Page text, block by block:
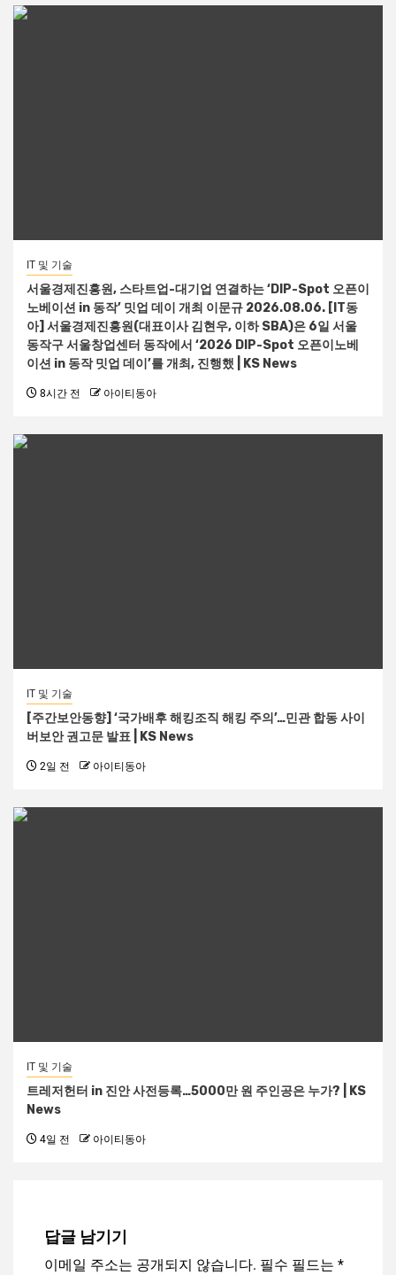
IT 및 기술
서울경제진흥원, 스타트업-대기업 연결하는 ‘DIP-Spot 오픈이
노베이션 in 동작’ 밋업 데이 개최 이문규 2026.08.06. [IT동
아] 서울경제진흥원(대표이사 김현우, 이하 SBA)은 6일 서울
동작구 서울창업센터 동작에서 ‘2026 DIP-Spot 오픈이노베
이션 in 동작 밋업 데이’를 개최, 진행했 | KS News
8시간 전 아이티동아
IT 및 기술
[주간보안동향] ‘국가배후 해킹조직 해킹 주의’…민관 합동 사이
버보안 권고문 발표 | KS News
2일 전 아이티동아
IT 및 기술
트레저헌터 in 진안 사전등록…5000만 원 주인공은 누가? | KS
News
4일 전 아이티동아
답글 남기기
이메일 주소는 공개되지 않습니다. 필수 필드는 *